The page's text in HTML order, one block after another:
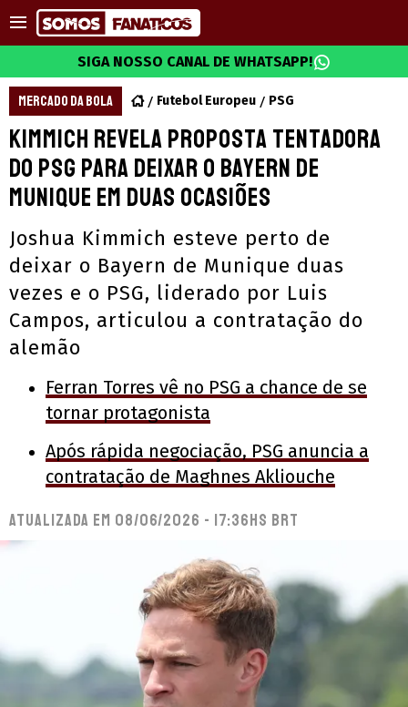
SIGA NOSSO CANAL DE WHATSAPP!
MERCADO DA BOLA Futebol Europeu PSG
Kimmich revela proposta tentadora
do PSG para deixar o Bayern de
Munique em duas ocasiões
Joshua Kimmich esteve perto de
deixar o Bayern de Munique duas
vezes e o PSG, liderado por Luis
Campos, articulou a contratação do
alemão
Ferran Torres vê no PSG a chance de se
tornar protagonista
Após rápida negociação, PSG anuncia a
contratação de Maghnes Akliouche
Atualizada em 08/06/2026 - 17:36hs BRT